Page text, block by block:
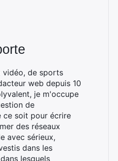
vidéo, de sports
web depuis 10
je m'occupe
de
ce soit pour écrire
des réseaux
avec sérieux,
dans les
lesquels